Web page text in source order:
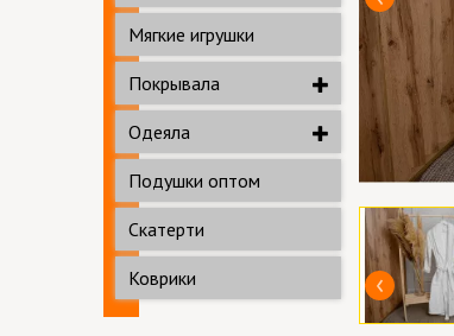
Мягкие игрушки
Покрывала
Одеяла
Подушки оптом
Скатерти
Коврики